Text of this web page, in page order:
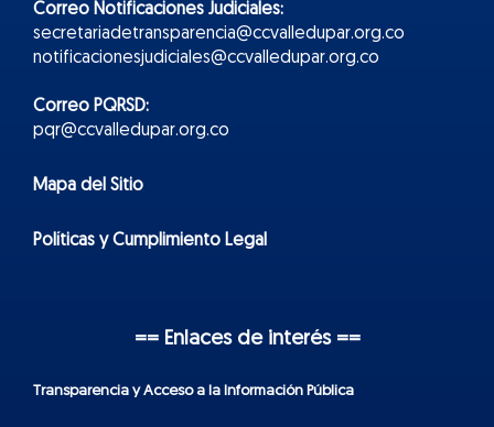
Correo Notificaciones Judiciales:
secretariadetransparencia@ccvalledupar.org.co
notificacionesjudiciales@ccvalledupar.org.co
Correo PQRSD:
pqr@ccvalledupar.org.co
Mapa del Sitio
Políticas y Cumplimiento Legal
== Enlaces de interés ==
Transparencia y Acceso a la Información Pública